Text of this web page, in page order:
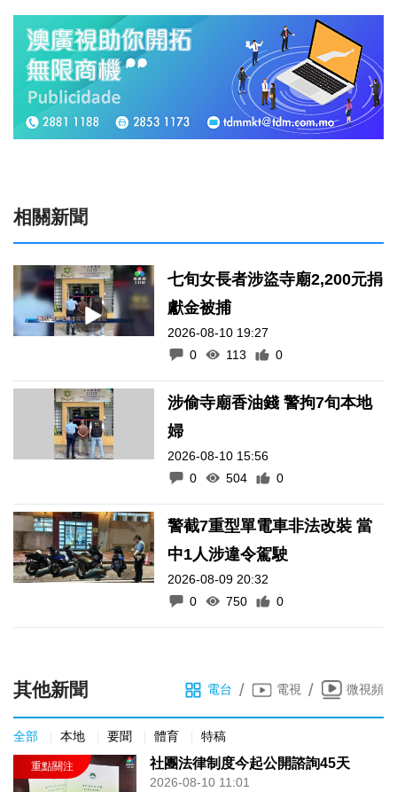
相關新聞
七旬女長者涉盜寺廟2,200元捐
獻金被捕
2026-08-10 19:27
0
113 0
涉偷寺廟香油錢 警拘7旬本地
婦
2026-08-10 15:56
0
504 0
警截7重型單電車非法改裝 當
中1人涉違令駕駛
2026-08-09 20:32
0
750 0
其他新聞 電台 / 電視 / 微視頻
全部 本地 要聞 體育 特稿
社團法律制度今起公開諮詢45天
2026-08-10 11:01